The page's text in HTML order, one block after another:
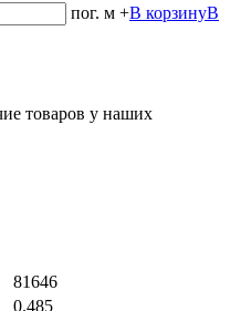
пог. м +В корзинуВ
товаров у наших
81646
0.485